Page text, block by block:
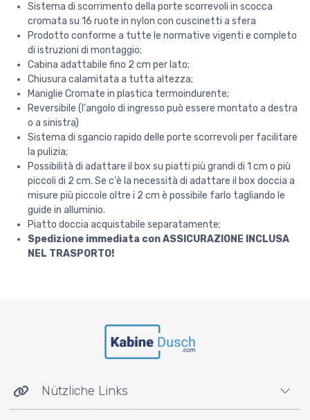
Sistema di scorrimento della porte scorrevoli in scocca
cromata su 16 ruote in nylon con cuscinetti a sfera
Prodotto conforme a tutte le normative vigenti e completo
di istruzioni di montaggio;
Cabina adattabile fino 2 cm per lato;
Chiusura calamitata a tutta altezza;
Maniglie Cromate in plastica termoindurente;
Reversibile (l'angolo di ingresso può essere montato a destra
o a sinistra)
Sistema di sgancio rapido delle porte scorrevoli per facilitare
la pulizia;
Possibilità di adattare il box su piatti più grandi di 1 cm o più
piccoli di 2 cm. Se c'è la necessità di adattare il box doccia a
misure più piccole oltre i 2 cm è possibile farlo tagliando le
guide in alluminio.
Piatto doccia acquistabile separatamente;
Spedizione immediata con ASSICURAZIONE INCLUSA
NEL TRASPORTO!
Nützliche Links